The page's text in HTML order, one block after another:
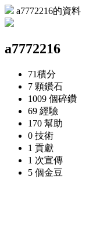
a7772216的資料
a7772216
71積分
7 顆鑽石
1009 個碎鑽
69 經驗
170 幫助
0 技術
1 貢獻
1 次宣傳
5 個金豆